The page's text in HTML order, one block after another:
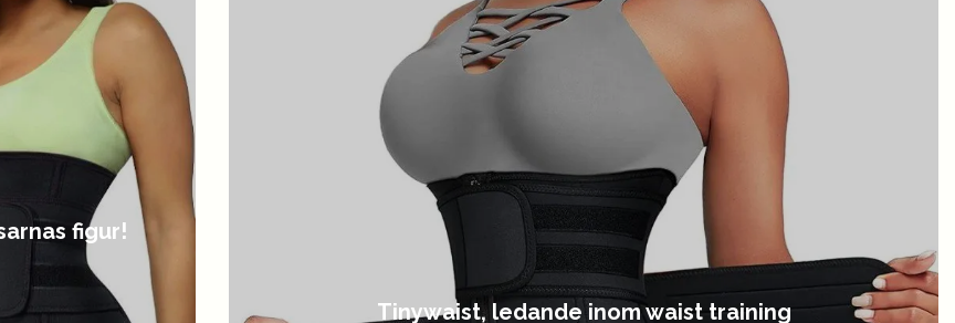
figur!
Tinywaist, ledande inom waist training